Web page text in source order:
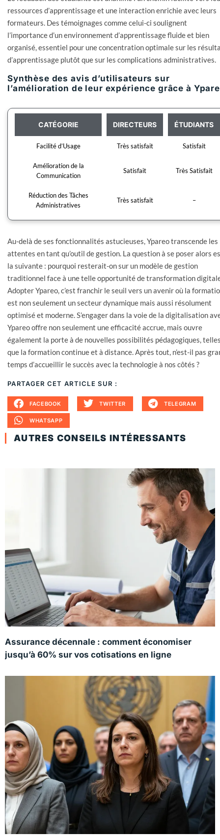
ressources d’apprentissage et une interaction enrichie avec leurs
formateurs. Des témoignages comme celui-ci soulignent
l’importance d’un environnement d’apprentissage fluide et bien
organisé, essentiel pour une concentration optimale sur les
d’apprentissage plutôt que sur les complications administratives.
Synthèse des avis d’utilisateurs sur
l’amélioration de leur expérience grâce à
CATÉGORIE DIRECTEURS ÉTUDIANTS
Facilité d’Usage Très satisfait Satisfait
Amélioration de la
Communication
Satisfait Très Satisfait
Réduction des Tâches
Administratives
Très satisfait –
Au-delà de ses fonctionnalités astucieuses, Ypareo transcende les
attentes en tant qu’outil de gestion. La question à se poser alors
la suivante : pourquoi resterait-on sur un modèle de gestion
traditionnel face à une telle opportunité de transformation
Adopter Ypareo, c’est franchir le seuil vers un avenir où la
est non seulement un secteur dynamique mais aussi résolument
optimisé et moderne. S’engager dans la voie de la digitalisation
Ypareo offre non seulement une efficacité accrue, mais ouvre
également la porte à de nouvelles possibilités pédagogiques,
que la formation continue et à distance. Après tout, n’est-il pas
temps d’accueillir le succès avec la technologie à nos côtés ?
PARTAGER CET ARTICLE SUR :
FACEBOOK TWITTER TELEGRAM
WHATSAPP
AUTRES CONSEILS INTÉRESSANTS
Assurance décennale : comment économiser
jusqu’à 60% sur vos cotisations en ligne